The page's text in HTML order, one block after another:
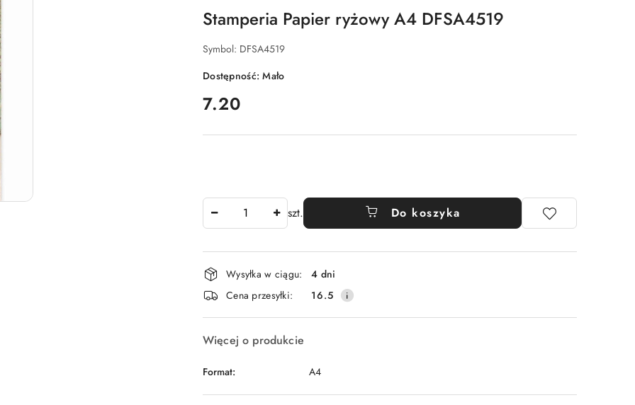
Stamperia Papier ryżowy A4 DFSA4519
Symbol: DFSA4519
Dostępność:Mało
cena:
7.20
szt. Do koszyka
Dostępność
i
dostawa
Wysyłka w ciągu:
4 dni
Cena przesyłki:
16.5
Więcej o produkcie
Format: A4